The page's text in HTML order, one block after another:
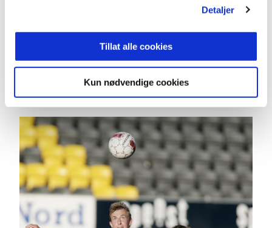
Detaljer
Tillat alle cookies
Kun nødvendige cookies
kommer med kompetanse og erfaring som styrker
trenerteamet. Vi er veldig fornøyde med å få han
med på laget!